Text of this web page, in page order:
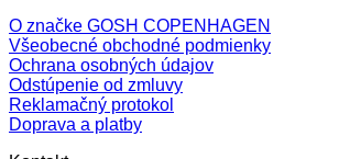
O značke GOSH COPENHAGEN
Všeobecné obchodné podmienky
Ochrana osobných údajov
Odstúpenie od zmluvy
Reklamačný protokol
Doprava a platby